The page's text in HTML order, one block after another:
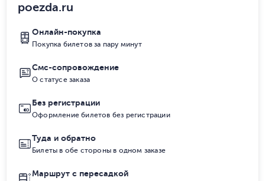
poezda.ru
Онлайн-покупка
Покупка билетов за пару минут
Смс-сопровождение
О статусе заказа
Без регистрации
Оформление билетов без регистрации
Туда и обратно
Билеты в обе стороны в одном заказе
Маршрут с пересадкой